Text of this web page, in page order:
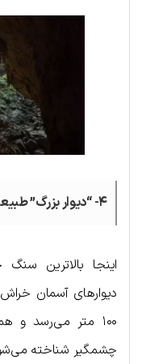
۴- “دیوار بزرگ” طبیعی ویتنام
اینجا بالاترین
دیوارهای آسمان
۱۰۰ متر می‌رسد
چشمگیر شناخته